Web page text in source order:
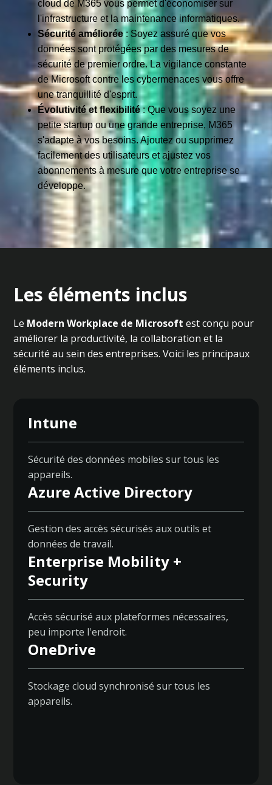
cloud de M365 vous permet d'économiser sur
l'infrastructure et la maintenance informatiques.
Sécurité améliorée: Soyez assuré que vos
données sont protégées par des mesures de
sécurité de premier ordre. La vigilance constante
de Microsoft contre les cybermenaces vous offre
une tranquillité d'esprit.
Évolutivité et flexibilité: Que vous soyez une
petite startup ou une grande entreprise, M365
s'adapte à vos besoins. Ajoutez ou supprimez
facilement des utilisateurs et ajustez vos
abonnements à mesure que votre entreprise se
développe.
Les éléments inclus
Le Modern Workplace de Microsoft est conçu pour
améliorer la productivité, la collaboration et la
sécurité au sein des entreprises. Voici les principaux
éléments inclus.
Intune
Sécurité des données mobiles sur tous les
appareils.
Azure Active Directory
Gestion des accès sécurisés aux outils et
données de travail.
Enterprise Mobility +
Security
Accès sécurisé aux plateformes nécessaires,
peu importe l'endroit.
OneDrive
Stockage cloud synchronisé sur tous les
appareils.